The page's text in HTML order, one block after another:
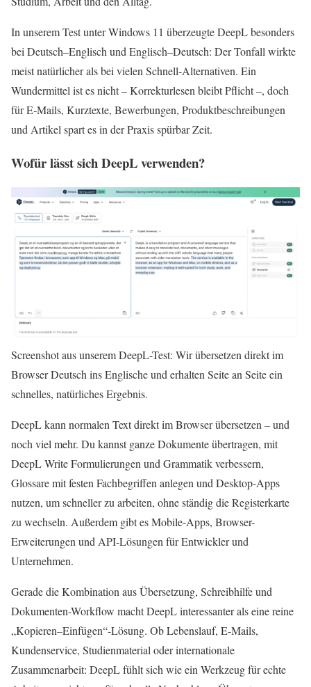
In unserem Test unter Windows 11 überzeugte DeepL besonders
bei Deutsch–Englisch und Englisch–Deutsch: Der Tonfall wirkte
meist natürlicher als bei vielen Schnell-Alternativen. Ein
Wundermittel ist es nicht – Korrekturlesen bleibt Pflicht –, doch
für E‑Mails, Kurztexte, Bewerbungen, Produktbeschreibungen
und Artikel spart es in der Praxis spürbar Zeit.
Wofür lässt sich DeepL verwenden?
Screenshot aus unserem DeepL-Test: Wir übersetzen direkt im
Browser Deutsch ins Englische und erhalten Seite an Seite ein
schnelles, natürliches Ergebnis.
DeepL kann normalen Text direkt im Browser übersetzen – und
noch viel mehr. Du kannst ganze Dokumente übertragen, mit
DeepL Write Formulierungen und Grammatik verbessern,
Glossare mit festen Fachbegriffen anlegen und Desktop-Apps
nutzen, um schneller zu arbeiten, ohne ständig die Registerkarte
zu wechseln. Außerdem gibt es Mobile-Apps, Browser-
Erweiterungen und API-Lösungen für Entwickler und
Unternehmen.
Gerade die Kombination aus Übersetzung, Schreibhilfe und
Dokumenten-Workflow macht DeepL interessanter als eine reine
„Kopieren–Einfügen“-Lösung. Ob Lebenslauf, E‑Mails,
Kundenservice, Studienmaterial oder internationale
Zusammenarbeit: DeepL fühlt sich wie ein Werkzeug für echte